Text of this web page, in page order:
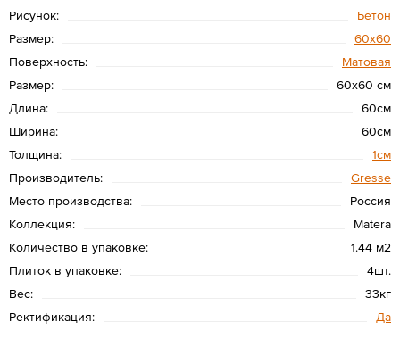
Рисунок:
Бетон
Размер:
60х60
Поверхность:
Матовая
Размер:
60x60 см
Длина:
60см
Ширина:
60см
Толщина:
1см
Производитель:
Gresse
Место производства:
Россия
Коллекция:
Matera
Количество в упаковке:
1.44 м2
Плиток в упаковке:
4шт.
Вес:
33кг
Ректификация:
Да